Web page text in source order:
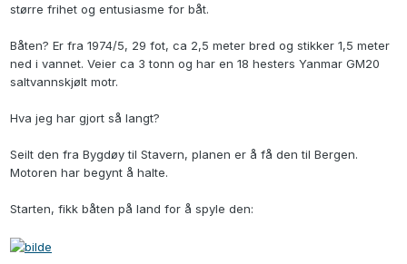
større frihet og entusiasme for båt.
Båten? Er fra 1974/5, 29 fot, ca 2,5 meter bred og stikker 1,5 meter
ned i vannet. Veier ca 3 tonn og har en 18 hesters Yanmar GM20
saltvannskjølt motr.
Hva jeg har gjort så langt?
Seilt den fra Bygdøy til Stavern, planen er å få den til Bergen.
Motoren har begynt å halte.
Starten, fikk båten på land for å spyle den: